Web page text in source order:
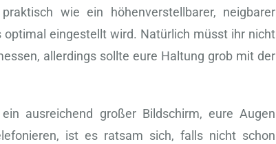
wie ein höhenverstellbarer, neigbarer
eingestellt wird. Natürlich müsst ihr nicht
allerdings sollte eure Haltung grob mit der
ausreichend großer Bildschirm, eure Augen
ist es ratsam sich, falls nicht schon